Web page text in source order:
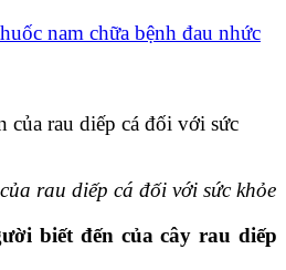
nam chữa bệnh đau nhức
rau diếp cá đối với sức khỏe
biết đến của cây rau diếp